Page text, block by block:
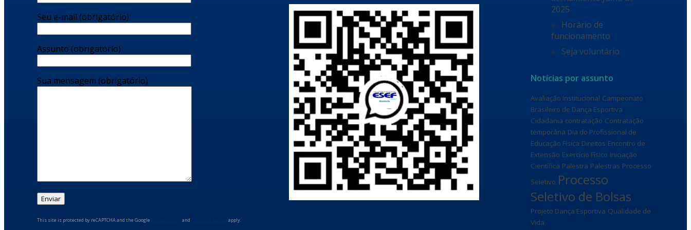
Seu e-mail (obrigatório)
Assunto (obrigatório)
Sua mensagem (obrigatório)
This site is protected by reCAPTCHA and the Google and apply.
2025
Horário de
funcionamento
Seja voluntário
Notícias por assunto
Avaliação Institucional Campeonato
Brasileiro de Dança Esportiva
Cidadania contratação Contratação
temporária Dia do Profissional de
Educação Física Direitos Encontro de
Extensão Exercício Físico Iniciação
Científica Palestra Palestras Processo
Seletivo Processo
Seletivo de Bolsas
Projeto Dança Esportiva Qualidade de
Vida